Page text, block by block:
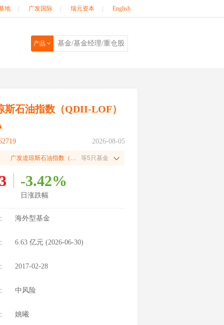
地 广发国际 瑞元资本 English
产品
斯石油指数（QDII-LOF）
2026-08-05
广发道琼斯石油指数（QDII-LOF）美元A 等5只基金
-3.42%
日涨跌幅
海外型基金
6.63 亿元 (2026-06-30)
2017-02-28
中风险
姚曦